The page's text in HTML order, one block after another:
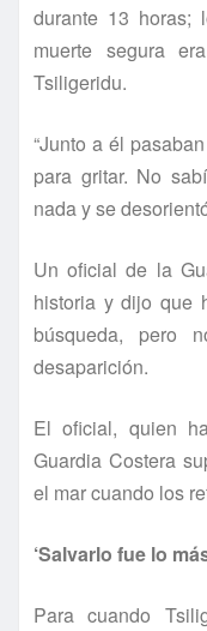
durante 13 horas;
muerte segura
Tsiligeridu.
“Junto a él
para gritar. No
nada y se
Un oficial de la
historia y dijo que
búsqueda, pero
desaparición.
El oficial, quien
Guardia Costera
el mar cuando los
‘Salvarlo fue lo
Para cuando